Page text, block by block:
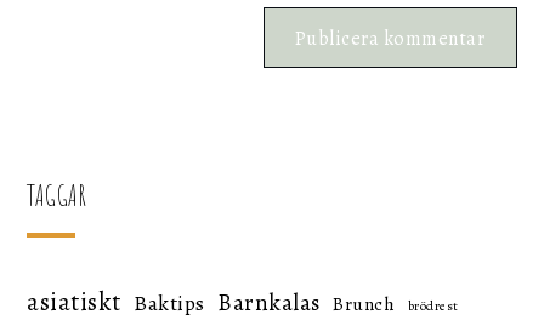
TAGGAR
asiatiskt Baktips Barnkalas Brunch brödrest